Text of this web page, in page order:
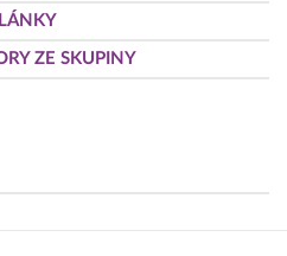
ZE SKUPINY